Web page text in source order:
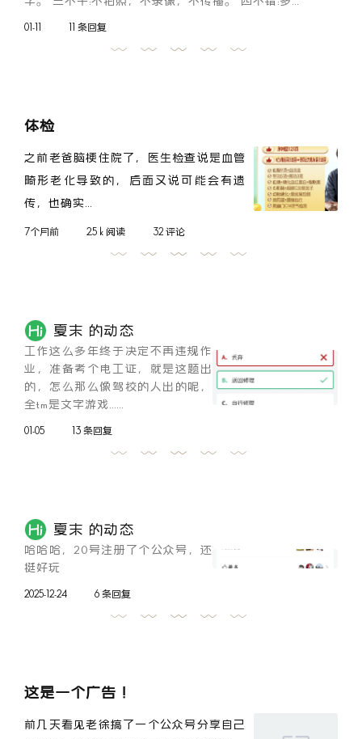
01-11 11 条回复
体检
之前老爸脑梗住院了，医生检查说是血管
畸形老化导致的，后面又说可能会有遗
传，也确实...
7个月前 2.5 k 阅读 32 评论
夏末 的动态
工作这么多年终于决定不再违规作
业，准备考个电工证，就是这题出
的，怎么那么像驾校的人出的呢，
全tm是文字游戏......
01-05 13 条回复
夏末 的动态
哈哈哈，20号注册了个公众号，还
挺好玩
2025-12-24 6 条回复
这是一个广告！
前几天看见老徐搞了一个公众号分享自己